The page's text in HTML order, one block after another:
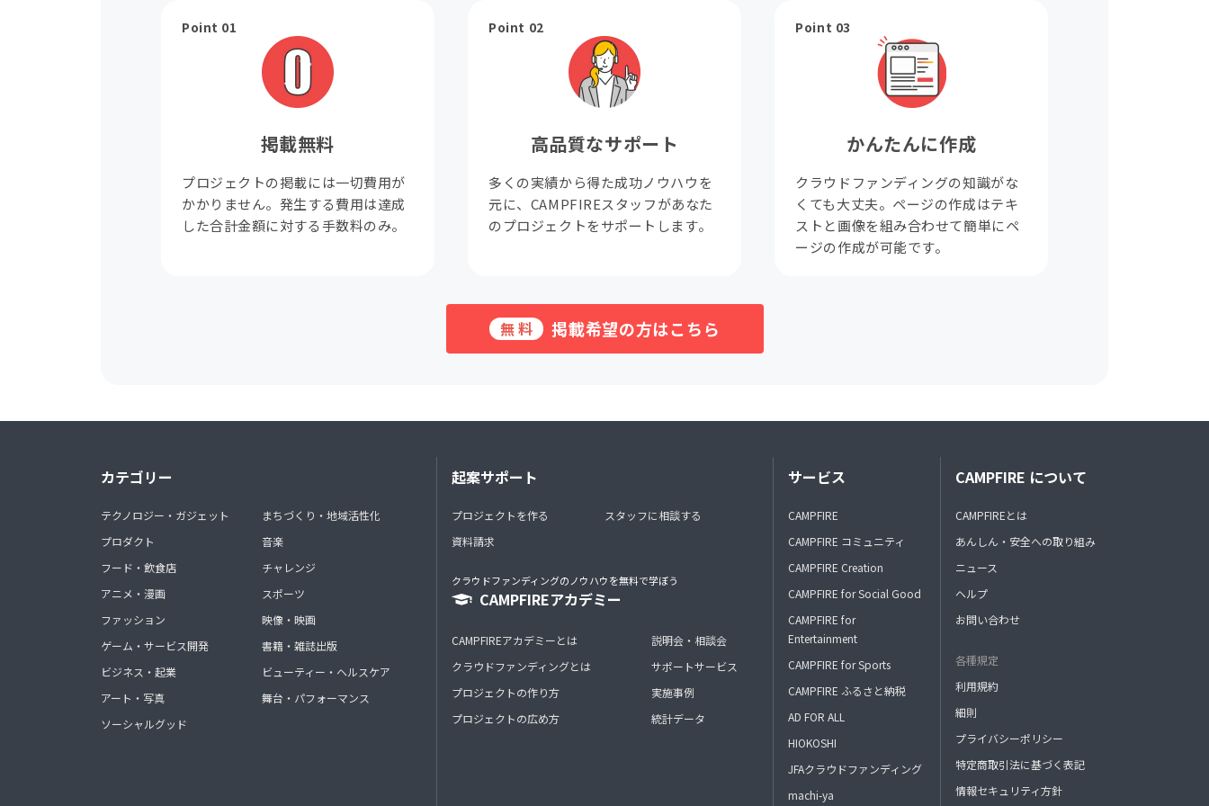
Point 01
掲載無料
プロジェクトの掲載には一切費用が
かかりません。発生する費用は達成
した合計金額に対する手数料のみ。
Point 02
高品質なサポート
多くの実績から得た成功ノウハウを
元に、CAMPFIREスタッフがあなた
のプロジェクトをサポートします。
Point 03
かんたんに作成
クラウドファンディングの知識がな
くても大丈夫。ページの作成はテキ
ストと画像を組み合わせて簡単にペ
ージの作成が可能です。
無料 掲載希望の方はこちら
カテゴリー
テクノロジー・ガジェット
プロダクト
フード・飲食店
アニメ・漫画
ファッション
ゲーム・サービス開発
ビジネス・起業
アート・写真
ソーシャルグッド
まちづくり・地域活性化
音楽
チャレンジ
スポーツ
映像・映画
書籍・雑誌出版
ビューティー・ヘルスケア
舞台・パフォーマンス
起案サポート
プロジェクトを作る
資料請求
スタッフに相談する
クラウドファンディングのノウハウを無料で学ぼう
CAMPFIREアカデミー
CAMPFIREアカデミーとは
クラウドファンディングとは
プロジェクトの作り方
プロジェクトの広め方
説明会・相談会
サポートサービス
実施事例
統計データ
サービス
CAMPFIRE
CAMPFIRE コミュニティ
CAMPFIRE Creation
CAMPFIRE for Social Good
CAMPFIRE for
Entertainment
CAMPFIRE for Sports
CAMPFIRE ふるさと納税
AD FOR ALL
HIOKOSHI
JFAクラウドファンディング
machi-ya
CAMPFIRE について
CAMPFIREとは
あんしん・安全への取り組み
ニュース
ヘルプ
お問い合わせ
各種規定
利用規約
細則
プライバシーポリシー
特定商取引法に基づく表記
情報セキュリティ方針